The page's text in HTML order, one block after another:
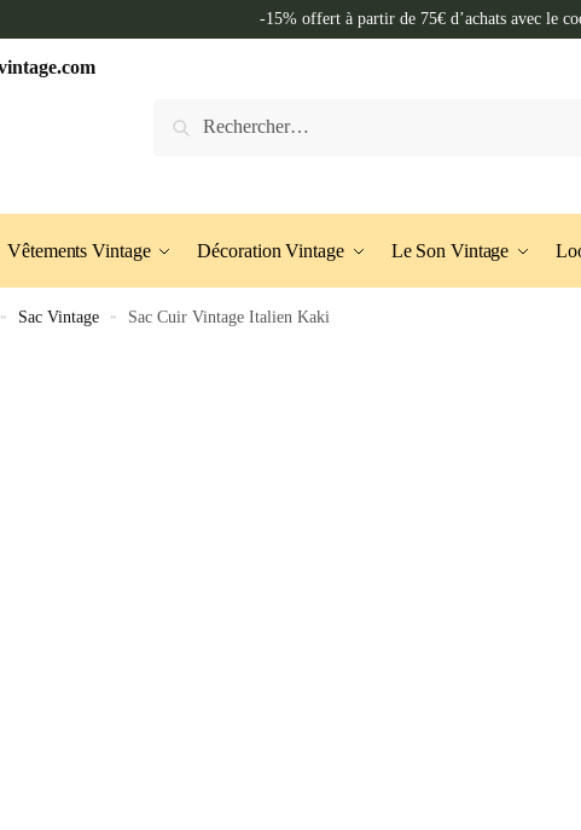
-15% offert à partir de 75€ d’achats avec le
Vêtements Vintage Décoration Vintage Le Son Vintage
» Sac Vintage » Sac Cuir Vintage Italien Kaki